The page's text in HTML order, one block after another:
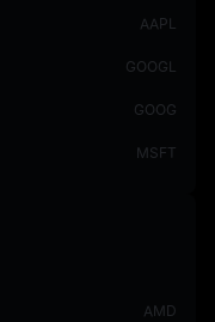
AAPL
GOOGL
GOOG
MSFT
AMD